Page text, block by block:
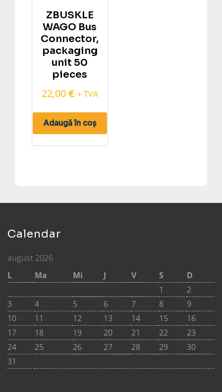
ZBUSKLE
WAGO Bus
Connector,
packaging
unit 50
pieces
22,00 € + TVA
Adaugă în coș
Calendar
august 2026
L
Ma Mi J V S
D
1
2
3
4 5 6 7 8
9
10
11 12 13 14 15
16
17
18 19 20 21 22
23
24
25 26 27 28 29
30
31